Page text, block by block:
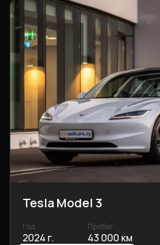
Tesla Model 3
Год
2024 г.
Пробег
43 000 км